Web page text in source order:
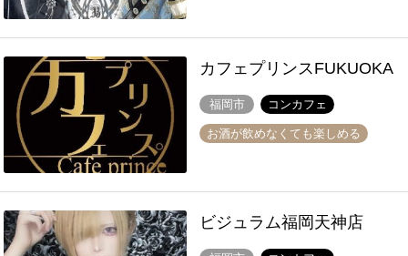
カフェプリンスFUKUOKA
福岡市 コンカフェ
お酒が飲めなくても楽しめる
ビジュラム福岡天神店